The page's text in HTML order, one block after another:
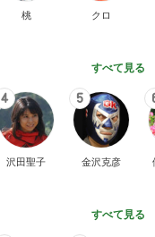
桃 クロ
すべて見る
4
沢田聖子
5
金沢克彦
すべて見る